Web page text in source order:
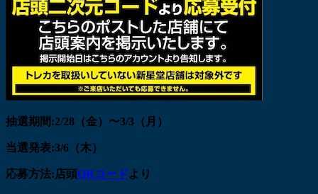
抽選期間:2/28（金）〜3/3（月）
当選発表:3/6（木）
応募方法:店頭QRコードより